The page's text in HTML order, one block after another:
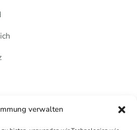
verwalten